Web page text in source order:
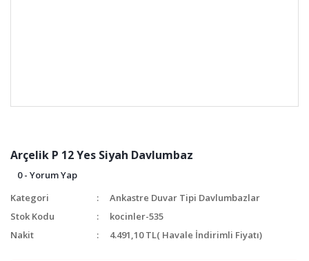
Arçelik P 12 Yes Siyah Davlumbaz
0 - Yorum Yap
Kategori
Ankastre Duvar Tipi Davlumbazlar
Stok Kodu
kocinler-535
Nakit
4.491,10 TL( Havale İndirimli Fiyatı)